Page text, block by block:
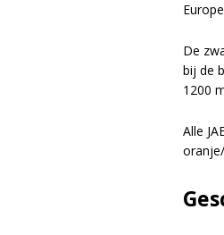
De
bij de
1200
Alle
Blijf op de
product
aanbiedingen,
Bevestig je